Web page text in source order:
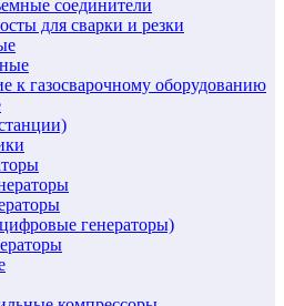
соединители
для сварки и резки
к газосварочному оборудованию
генераторы)